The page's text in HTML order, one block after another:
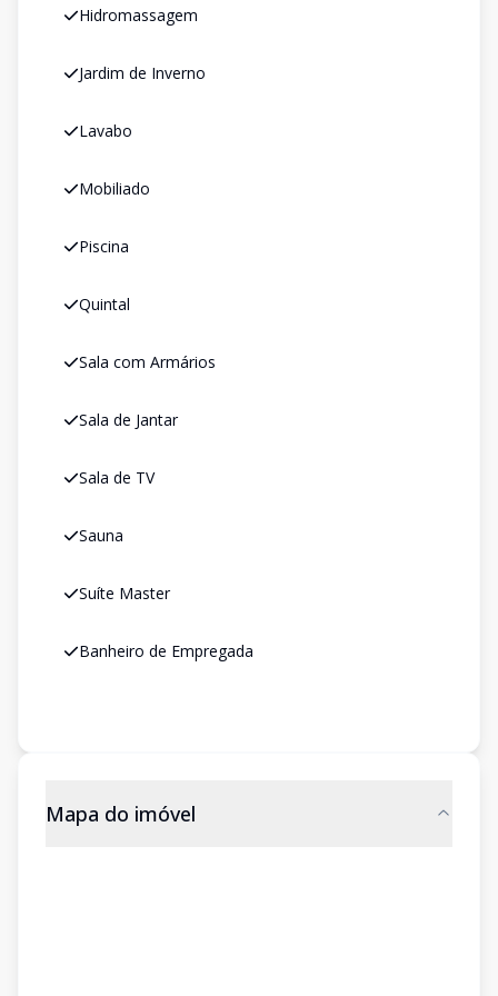
Hidromassagem
Jardim de Inverno
Lavabo
Mobiliado
Piscina
Quintal
Sala com Armários
Sala de Jantar
Sala de TV
Sauna
Suíte Master
Banheiro de Empregada
Mapa do imóvel